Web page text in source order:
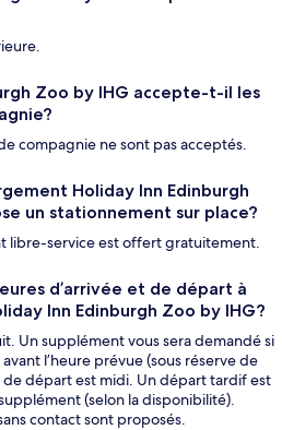
Zoo by IHG accepte-t-il les
compagnie ne sont pas acceptés.
Holiday Inn Edinburgh
un stationnement sur place?
libre-service est offert gratuitement.
d’arrivée et de départ à
Inn Edinburgh Zoo by IHG?
Un supplément vous sera demandé si
l’heure prévue (sous réserve de
de départ est midi. Un départ tardif est
(selon la disponibilité).
contact sont proposés.